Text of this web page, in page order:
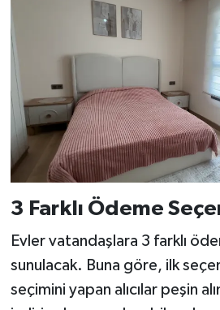
3 Farklı Ödeme
Evler vatandaşlara 3 farklı
sunulacak. Buna göre, ilk
seçimini yapan alıcılar peşin